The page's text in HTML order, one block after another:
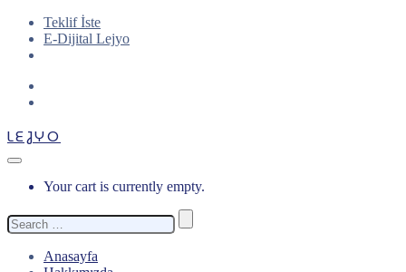
Teklif İste
E-Dijital Lejyo
LEJYO
Your cart is currently empty.
Search
for:
Anasayfa